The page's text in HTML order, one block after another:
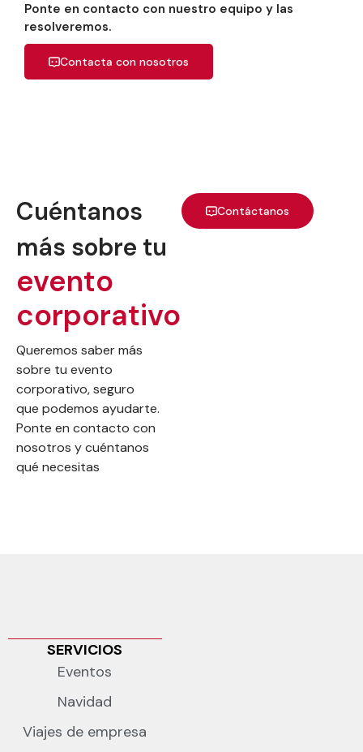
Ponte en contacto con nuestro equipo y las
resolveremos.
Contacta con nosotros
Cuéntanos
más sobre tu
evento
corporativo
Queremos saber más
sobre tu evento
corporativo, seguro
que podemos ayudarte.
Ponte en contacto con
nosotros y cuéntanos
qué necesitas
Contáctanos
SERVICIOS
Eventos
Navidad
Viajes de empresa